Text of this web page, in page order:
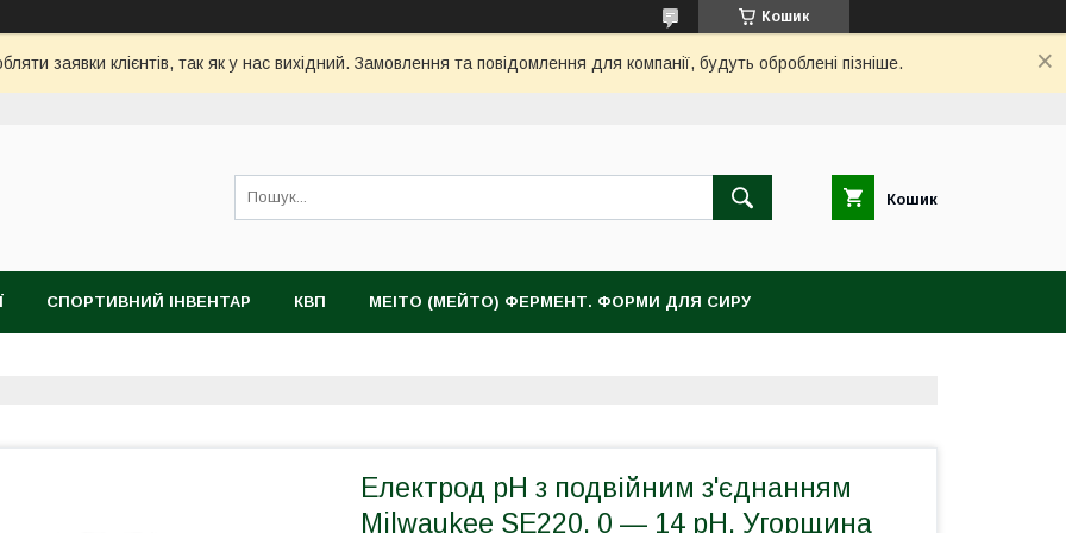
Кошик
заявки клієнтів, так як у нас вихідний. Замовлення та повідомлення для компанії, будуть оброблені пізніше.
Кошик
СПОРТИВНИЙ ІНВЕНТАР КВП MEITO (МЕЙТО) ФЕРМЕНТ. ФОРМИ ДЛЯ СИРУ
Електрод pH з подвійним з'єднанням
Milwaukee SE220, 0 — 14 pH, Угорщина